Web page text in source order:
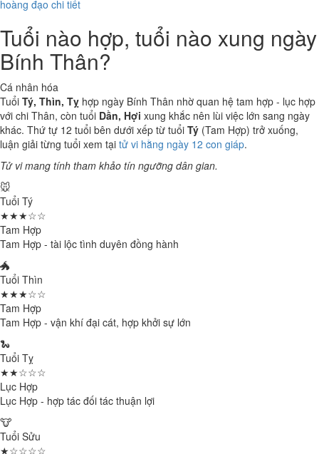
hoàng đạo chi tiết
Tuổi nào hợp, tuổi nào xung ngày
Bính Thân?
Cá nhân hóa
Tuổi Tý, Thìn, Tỵ hợp ngày Bính Thân nhờ quan hệ tam hợp - lục hợp
với chi Thân, còn tuổi Dần, Hợi xung khắc nên lùi việc lớn sang ngày
khác. Thứ tự 12 tuổi bên dưới xếp từ tuổi Tý (Tam Hợp) trở xuống,
luận giải từng tuổi xem tại tử vi hằng ngày 12 con giáp.
Tử vi mang tính tham khảo tín ngưỡng dân gian.
🐭
Tuổi Tý
★★★☆☆
Tam Hợp
Tam Hợp - tài lộc tình duyên đồng hành
🐲
Tuổi Thìn
★★★☆☆
Tam Hợp
Tam Hợp - vận khí đại cát, hợp khởi sự lớn
🐍
Tuổi Tỵ
★★☆☆☆
Lục Hợp
Lục Hợp - hợp tác đối tác thuận lợi
🐮
Tuổi Sửu
★☆☆☆☆